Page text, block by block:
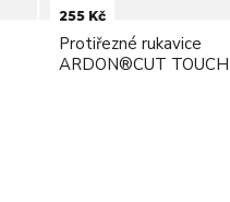
255 Kč
Protiřezné rukavice
ARDON®CUT